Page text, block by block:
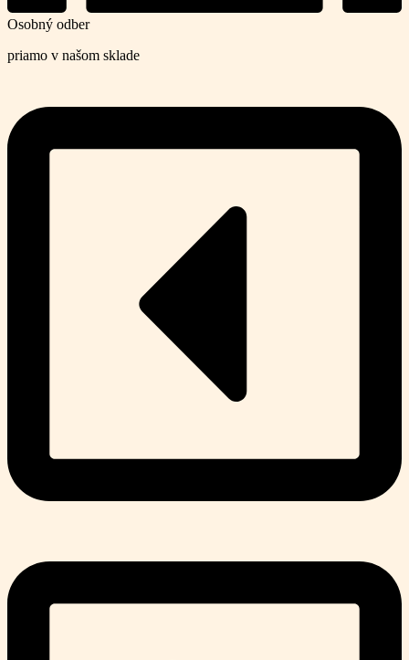
Osobný odber
priamo v našom sklade